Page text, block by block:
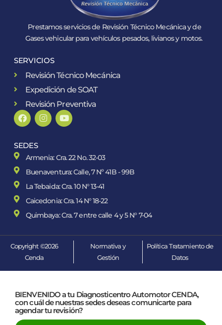
Prestamos servicios de Revisión Técnico Mecánica y de
Gases vehicular para vehículos pesados, livianos y motos.
SERVICIOS
Revisión Técnico Mecánica
Expedición de SOAT
Revisión Preventiva
SEDES
Armenia: Cra. 22 No. 32-03
Buenaventura: Calle, 7 Nº 41B - 99B
La Tebaida: Cra. 10 N° 13-41
Caicedonia: Cra. 14 N° 18-22
Quimbaya: Cra. 7 entre calle 4 y 5 N° 7-04
Copyright ©2026
Cenda
Normativa y
Gestión
Política Tratamiento de
Datos
BIENVENIDO a tu Diagnosticentro Automotor CENDA,
con cuál de nuestras sedes deseas comunicarte para
agendar tu revisión?